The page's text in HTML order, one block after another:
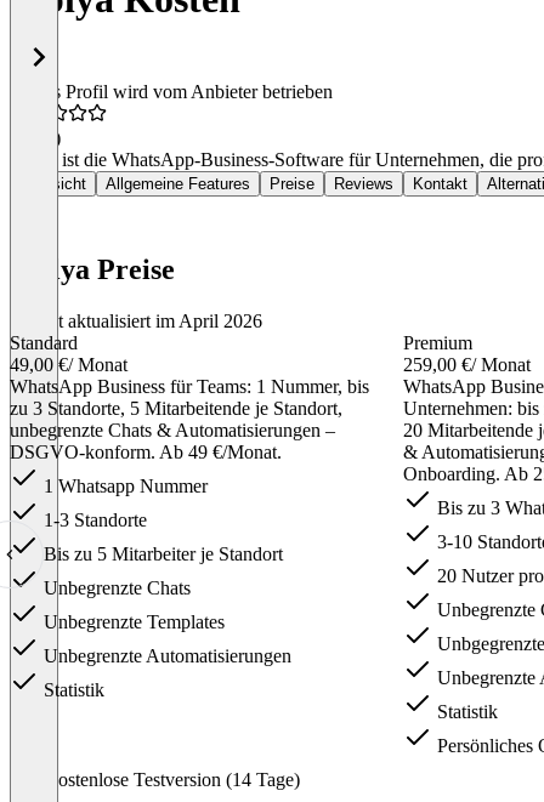
Dieses Profil wird vom Anbieter betrieben
(3)
replya ist die WhatsApp-Business-Software für Unternehmen, die
Übersicht Allgemeine Features Preise Reviews Kontakt
replya Preise
Zuletzt aktualisiert im April 2026
Standard
49,00 €/ Monat
WhatsApp Business für Teams: 1 Nummer, bis
zu 3 Standorte, 5 Mitarbeitende je Standort,
unbegrenzte Chats & Automatisierungen –
DSGVO-konform. Ab 49 €/Monat.
1 Whatsapp Nummer
1-3 Standorte
Bis zu 5 Mitarbeiter je Standort
Unbegrenzte Chats
Unbegrenzte Templates
Unbegrenzte Automatisierungen
Statistik
Premium
259,00 €/ Monat
WhatsApp
Unternehmen:
20 Mitarbeitende
&
Onboarding. Ab
Bis zu 3
3-10
20 Nutzer
Unbegrenzte
Unbegrenzte
Statistik
Persönliches
Kostenlose Testversion (14 Tage)